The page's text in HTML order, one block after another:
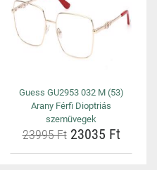
Guess GU2953 032 M (53)
Arany Férfi Dioptriás
szemüvegek
23995 Ft23035 Ft